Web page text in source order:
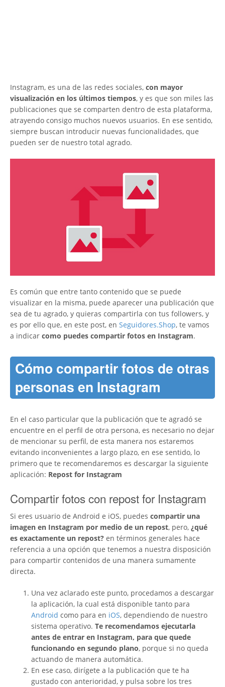
Instagram, es una de las redes sociales, con mayor
visualización en los últimos tiempos, y es que son miles las
publicaciones que se comparten dentro de esta plataforma,
atrayendo consigo muchos nuevos usuarios. En ese sentido,
siempre buscan introducir nuevas funcionalidades, que
pueden ser de nuestro total agrado.
Es común que entre tanto contenido que se puede
visualizar en la misma, puede aparecer una publicación que
sea de tu agrado, y quieras compartirla con tus followers, y
es por ello que, en este post, en Seguidores.Shop, te vamos
a indicar como puedes compartir fotos en Instagram.
Cómo compartir fotos de otras
personas en Instagram
En el caso particular que la publicación que te agradó se
encuentre en el perfil de otra persona, es necesario no dejar
de mencionar su perfil, de esta manera nos estaremos
evitando inconvenientes a largo plazo, en ese sentido, lo
primero que te recomendaremos es descargar la siguiente
aplicación: Repost for Instagram
Compartir fotos con repost for Instagram
Si eres usuario de Android e iOS, puedes compartir una
imagen en Instagram por medio de un repost, pero, ¿qué
es exactamente un repost? en términos generales hace
referencia a una opción que tenemos a nuestra disposición
para compartir contenidos de una manera sumamente
directa.
Una vez aclarado este punto, procedamos a descargar
la aplicación, la cual está disponible tanto para
Android como para en iOS, dependiendo de nuestro
sistema operativo. Te recomendamos ejecutarla
antes de entrar en Instagram, para que quede
funcionando en segundo plano, porque si no queda
actuando de manera automática.
En ese caso, dirígete a la publicación que te ha
gustado con anterioridad, y pulsa sobre los tres